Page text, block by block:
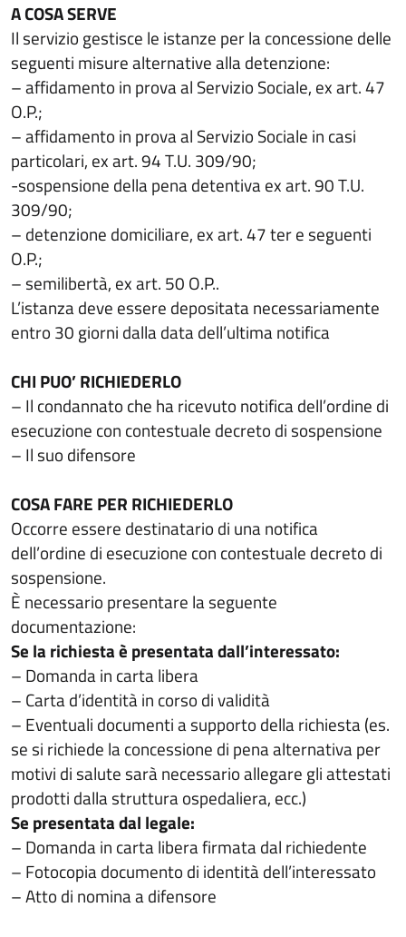
A COSA SERVE
Il servizio gestisce le istanze per la concessione delle
seguenti misure alternative alla detenzione:
– affidamento in prova al Servizio Sociale, ex art. 47
O.P.;
– affidamento in prova al Servizio Sociale in casi
particolari, ex art. 94 T.U. 309/90;
-sospensione della pena detentiva ex art. 90 T.U.
309/90;
– detenzione domiciliare, ex art. 47 ter e seguenti
O.P.;
– semilibertà, ex art. 50 O.P..
L’istanza deve essere depositata necessariamente
entro 30 giorni dalla data dell’ultima notifica
CHI PUO’ RICHIEDERLO
– Il condannato che ha ricevuto notifica dell’ordine di
esecuzione con contestuale decreto di sospensione
– Il suo difensore
COSA FARE PER RICHIEDERLO
Occorre essere destinatario di una notifica
dell’ordine di esecuzione con contestuale decreto di
sospensione.
È necessario presentare la seguente
documentazione:
Se la richiesta è presentata dall’interessato:
– Domanda in carta libera
– Carta d’identità in corso di validità
– Eventuali documenti a supporto della richiesta (es.
se si richiede la concessione di pena alternativa per
motivi di salute sarà necessario allegare gli attestati
prodotti dalla struttura ospedaliera, ecc.)
Se presentata dal legale:
– Domanda in carta libera firmata dal richiedente
– Fotocopia documento di identità dell’interessato
– Atto di nomina a difensore